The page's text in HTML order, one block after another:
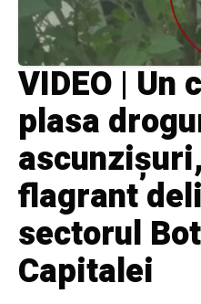
VIDEO | Un
plasa
flagrant
sectorul
Capitalei